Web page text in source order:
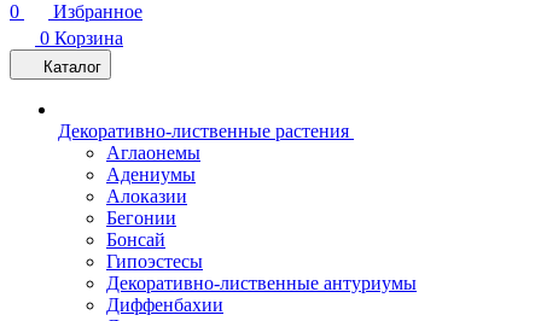
0
Избранное
0 Корзина
Каталог
Декоративно-лиственные растения
Аглаонемы
Адениумы
Алоказии
Бегонии
Бонсай
Гипоэстесы
Декоративно-лиственные антуриумы
Диффенбахии